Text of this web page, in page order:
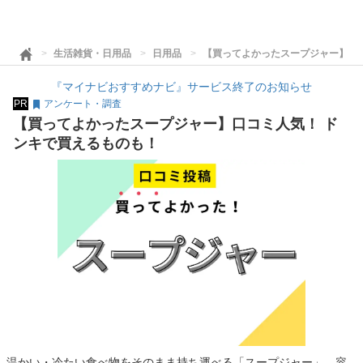
生活雑貨・日用品 日用品 【買ってよかったスープジャー】
『マイナビおすすめナビ』サービス終了のお知らせ
PR アンケート・調査
【買ってよかったスープジャー】口コミ人気！ ド
ンキで買えるものも！